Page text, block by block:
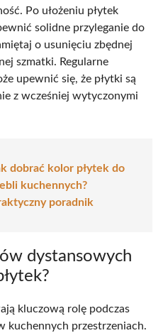
Po ułożeniu płytek
solidne przyleganie do
o usunięciu zbędnej
szmatki. Regularne
upewnić się, że płytki są
z wcześniej wytyczonymi
dobrać kolor płytek do
kuchennych?
poradnik
dystansowych
kluczową rolę podczas
kuchennych przestrzeniach.